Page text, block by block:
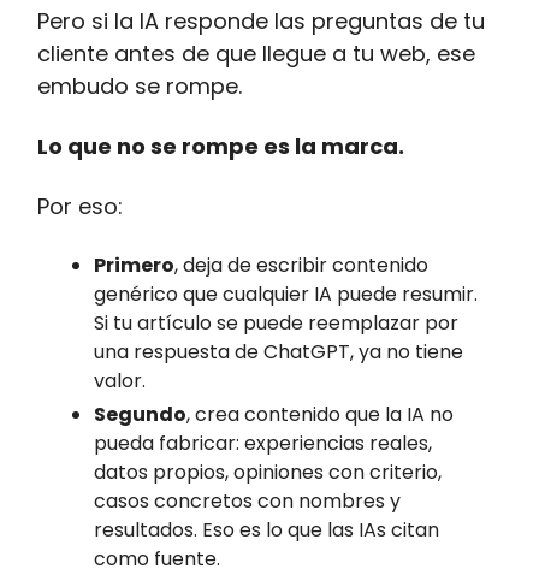
Pero si la IA responde las preguntas de tu
cliente antes de que llegue a tu web, ese
embudo se rompe.
Lo que no se rompe es la marca.
Por eso:
Primero, deja de escribir contenido
genérico que cualquier IA puede resumir.
Si tu artículo se puede reemplazar por
una respuesta de ChatGPT, ya no tiene
valor.
Segundo, crea contenido que la IA no
pueda fabricar: experiencias reales,
datos propios, opiniones con criterio,
casos concretos con nombres y
resultados. Eso es lo que las IAs citan
como fuente.